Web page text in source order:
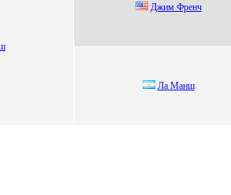
Джим Фрeнч
Лa Maнш